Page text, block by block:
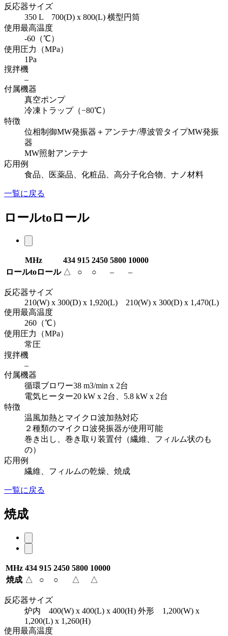
反応器サイズ
350 L 700(D) x 800(L) 横型円筒
使用最高温度
-60（℃）
使用圧力（MPa）
1Pa
撹拌機
–
付属機器
真空ポンプ
冷凍トラップ（−80℃）
特徴
位相制御MW発振器＋アンテナ/導波管タイプMW発振
器
MW照射アンテナ
応用例
食品、医薬品、化粧品、高分子化合物、ナノ材料
一覧に戻る
ロールtoロール
MHz 434 915 2450 5800 10000
ロールtoロール △ ○ ○ – –
反応器サイズ
210(W) x 300(D) x 1,920(L) 210(W) x 300(D) x 1,470(L)
使用最高温度
260（℃）
使用圧力（MPa）
常圧
撹拌機
–
付属機器
循環ブロワー38 m3/min x 2台
電気ヒーター20 kW x 2台、5.8 kW x 2台
特徴
温風加熱とマイクロ波加熱対応
２種類のマイクロ波発振器が使用可能
巻き出し、巻き取り装置付（繊維、フィルム状のも
の）
応用例
繊維、フィルムの乾燥、焼成
一覧に戻る
焼成
MHz 434 915 2450 5800 10000
焼成 △ ○ ○ △ △
反応器サイズ
炉内 400(W) x 400(L) x 400(H) 外形 1,200(W) x
1,200(L) x 1,260(H)
使用最高温度